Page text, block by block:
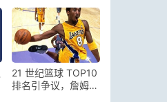
21 世纪篮球 TOP10
排名引争议，詹姆斯